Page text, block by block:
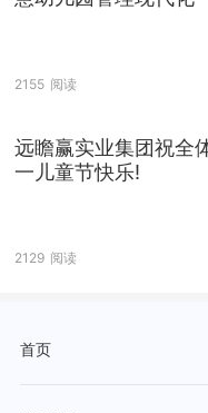
2155 阅读
远瞻赢实业集团祝全
一儿童节快乐!
2129 阅读
首页